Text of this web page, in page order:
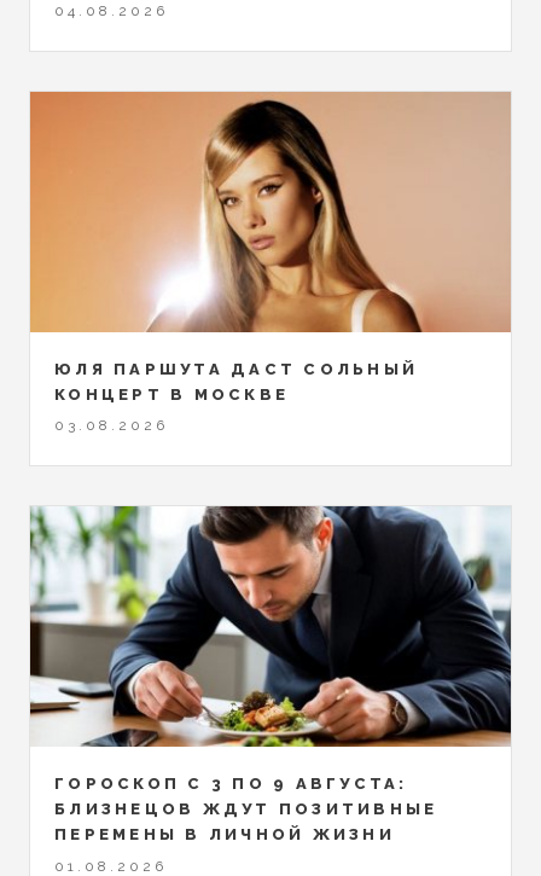
04.08.2026
ЮЛЯ ПАРШУТА ДАСТ СОЛЬНЫЙ
КОНЦЕРТ В МОСКВЕ
03.08.2026
ГОРОСКОП С 3 ПО 9 АВГУСТА:
БЛИЗНЕЦОВ ЖДУТ ПОЗИТИВНЫЕ
ПЕРЕМЕНЫ В ЛИЧНОЙ ЖИЗНИ
01.08.2026